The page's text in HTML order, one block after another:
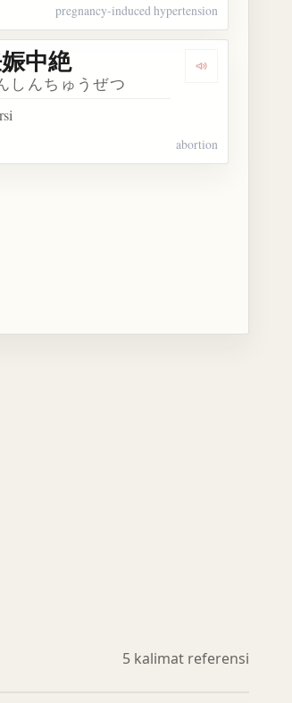
pregnancy-induced hypertension
妊娠中 Dengarkan
中絶
しんちゅうぜつ
abortion
妊娠届
5 kalimat referensi